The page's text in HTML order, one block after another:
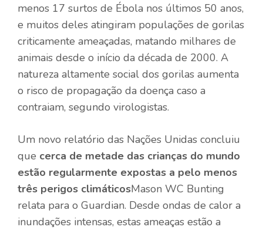
menos 17 surtos de Ébola nos últimos 50 anos,
e muitos deles atingiram populações de gorilas
criticamente ameaçadas, matando milhares de
animais desde o início da década de 2000. A
natureza altamente social dos gorilas aumenta
o risco de propagação da doença caso a
contraiam, segundo virologistas.
Um novo relatório das Nações Unidas concluiu
que cerca de metade das crianças do mundo
estão regularmente expostas a pelo menos
três perigos climáticosMason WC Bunting
relata para o Guardian. Desde ondas de calor a
inundações intensas, estas ameaças estão a